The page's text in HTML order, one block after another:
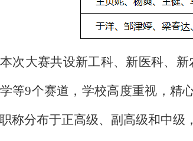
本次大赛共设新工科、新医科、
等9个赛道，学校高度重视，精
称分布于正高级、副高级和中级